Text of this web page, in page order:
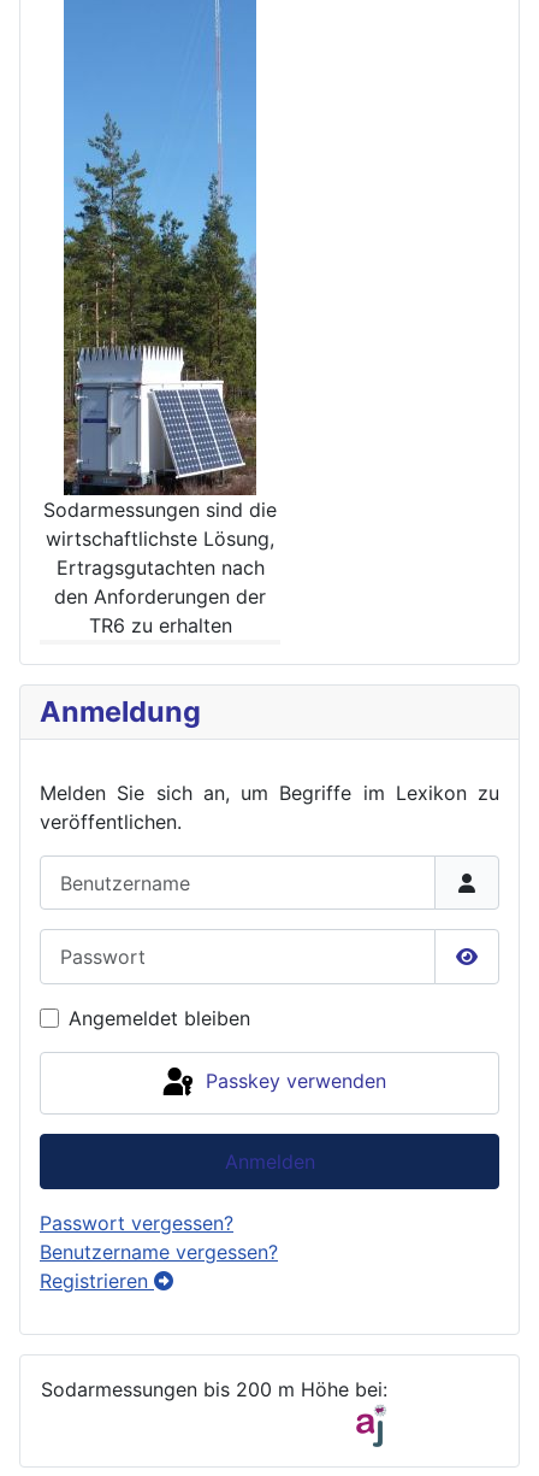
Sodarmessungen sind die
wirt­schaftlichste Lösung,
Ertrags­gutachten nach
den Anforde­rungen der
TR6 zu erhalten
Anmeldung
Melden Sie sich an, um Begriffe im Lexikon zu
veröffentlichen.
Angemeldet bleiben
Passkey verwenden
Anmelden
Passwort vergessen?
Benutzername vergessen?
Registrieren
Sodarmessungen bis 200 m Höhe bei: